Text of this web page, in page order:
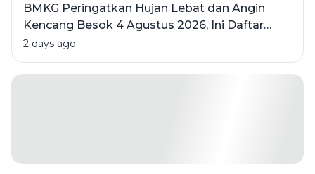
BMKG Peringatkan Hujan Lebat dan Angin
Kencang Besok 4 Agustus 2026, Ini Daftar
Wilayahnya
2 days ago